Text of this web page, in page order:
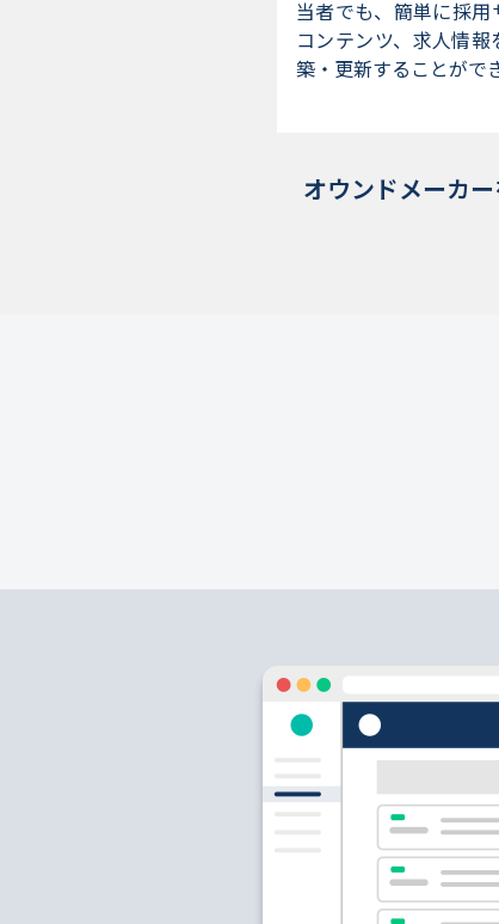
当者でも、簡単に採用
コンテンツ、求人情
築・更新することがで
オウンドメーカー